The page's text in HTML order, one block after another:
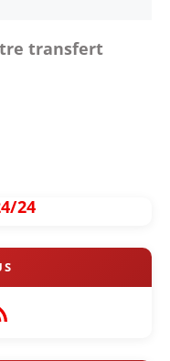
transfert
24